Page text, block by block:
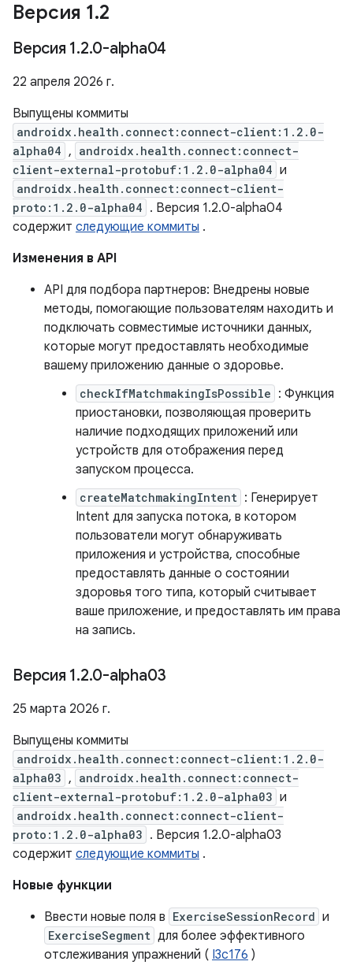
Версия 1.2
Версия 1.2.0-alpha04
22 апреля 2026 г.
Выпущены коммиты
androidx.health.connect:connect-client:1.2.0-
alpha04 , androidx.health.connect:connect-
client-external-protobuf:1.2.0-alpha04 и
androidx.health.connect:connect-client-
proto:1.2.0-alpha04 . Версия 1.2.0-alpha04
содержит следующие коммиты .
Изменения в API
API для подбора партнеров: Внедрены новые
методы, помогающие пользователям находить и
подключать совместимые источники данных,
которые могут предоставлять необходимые
вашему приложению данные о здоровье.
checkIfMatchmakingIsPossible : Функция
приостановки, позволяющая проверить
наличие подходящих приложений или
устройств для отображения перед
запуском процесса.
createMatchmakingIntent : Генерирует
Intent для запуска потока, в котором
пользователи могут обнаруживать
приложения и устройства, способные
предоставлять данные о состоянии
здоровья того типа, который считывает
ваше приложение, и предоставлять им права
на запись.
Версия 1.2.0-alpha03
25 марта 2026 г.
Выпущены коммиты
androidx.health.connect:connect-client:1.2.0-
alpha03 , androidx.health.connect:connect-
client-external-protobuf:1.2.0-alpha03 и
androidx.health.connect:connect-client-
proto:1.2.0-alpha03 . Версия 1.2.0-alpha03
содержит следующие коммиты .
Новые функции
Ввести новые поля в ExerciseSessionRecord и
ExerciseSegment для более эффективного
отслеживания упражнений ( I3c176 )